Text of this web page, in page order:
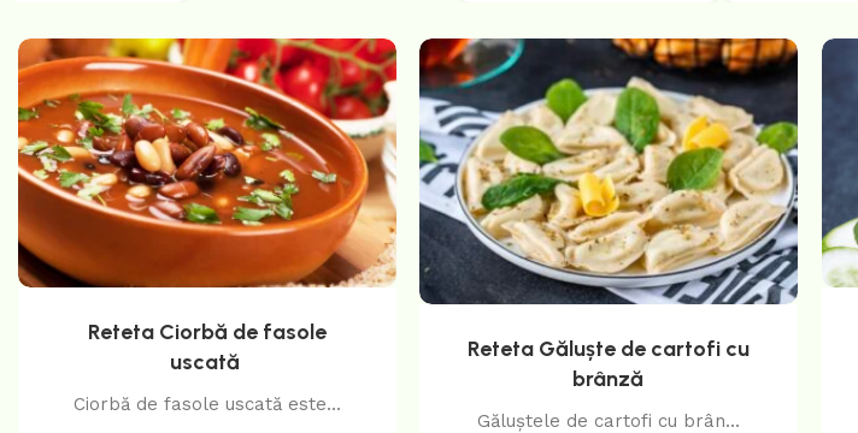
Reteta Ciorbă de fasole
uscată
Ciorbă de fasole uscată este...
Reteta Găluște de cartofi cu
brânză
Găluștele de cartofi cu brân...